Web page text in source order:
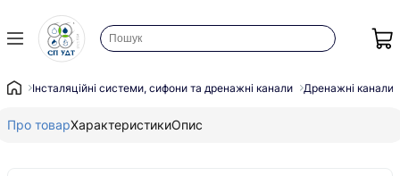
Інсталяційні системи, сифони та дренажні канали Дренажні канали
Про товарХарактеристикиОпис